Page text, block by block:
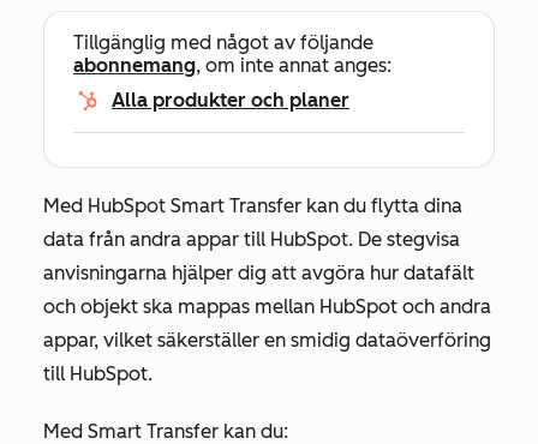
Tillgänglig med något av följande
abonnemang, om inte annat anges:
Alla produkter och planer
Med HubSpot Smart Transfer kan du flytta dina
data från andra appar till HubSpot. De stegvisa
anvisningarna hjälper dig att avgöra hur datafält
och objekt ska mappas mellan HubSpot och andra
appar, vilket säkerställer en smidig dataöverföring
till HubSpot.
Med Smart Transfer kan du: